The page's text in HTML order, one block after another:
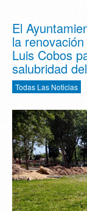
El
la
Luis Cobos
salubridad
Todas Las Noticias